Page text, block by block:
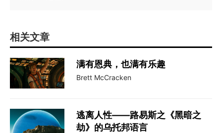
相关文章
满有恩典，也满有乐趣
Brett McCracken
逃离人性——路易斯之《黑暗之
劫》的乌托邦语言